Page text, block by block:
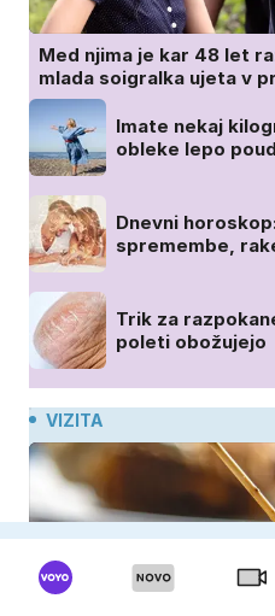
Med njima je kar 48 let
mlada soigralka ujeta v
Imate nekaj
obleke lepo
Dnevni
spremembe,
Trik za
poleti obožujejo
VIZITA